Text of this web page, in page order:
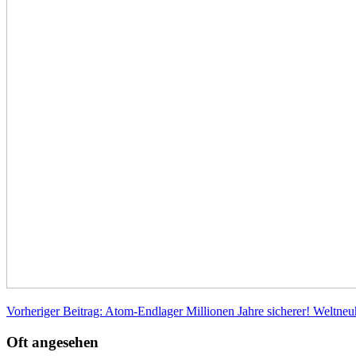
Vorheriger Beitrag: Atom-Endlager Millionen Jahre sicherer!
Oft angesehen